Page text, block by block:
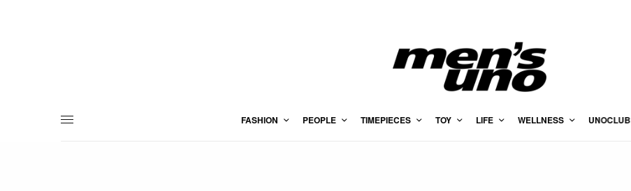
FASHION PEOPLE TIMEPIECES TOY LIFE WELLNESS UNOCLUB